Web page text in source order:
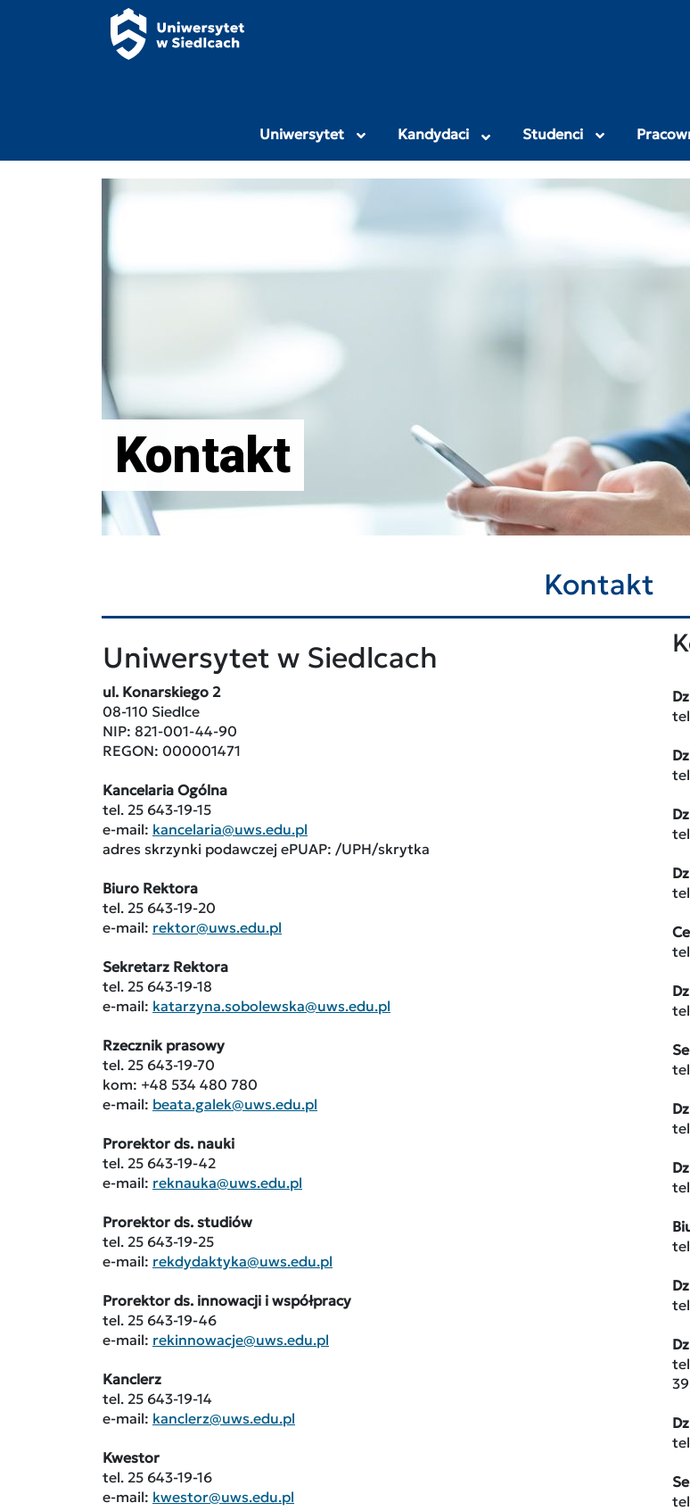
Panel zarządzania plikami cookies
Uniwersytet Przyrodniczo-
Uniwersytet Kandydaci Studenci
Kontakt
Kontakt
Uniwersytet w Siedlcach
ul. Konarskiego 2
08-110 Siedlce
NIP: 821-001-44-90
REGON: 000001471
Kancelaria Ogólna
tel. 25 643-19-15
e-mail: kancelaria@uws.edu.pl
adres skrzynki podawczej ePUAP: /UPH/skrytka
Biuro Rektora
tel. 25 643-19-20
e-mail: rektor@uws.edu.pl
Sekretarz Rektora
tel. 25 643-19-18
e-mail: katarzyna.sobolewska@uws.edu.pl
Rzecznik prasowy
tel. 25 643-19-70
kom: +48 534 480 780
e-mail: beata.galek@uws.edu.pl
Prorektor ds. nauki
tel. 25 643-19-42
e-mail: reknauka@uws.edu.pl
Prorektor ds. studiów
tel. 25 643-19-25
e-mail: rekdydaktyka@uws.edu.pl
Prorektor ds. innowacji i współpracy
tel. 25 643-19-46
e-mail: rekinnowacje@uws.edu.pl
Kanclerz
tel. 25 643-19-14
e-mail: kanclerz@uws.edu.pl
Kwestor
tel. 25 643-19-16
e-mail: kwestor@uws.edu.pl
39